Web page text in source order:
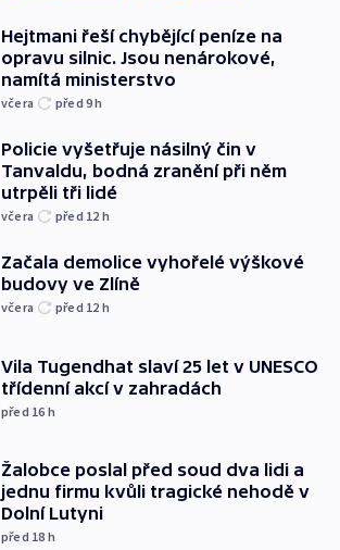
Hejtmani řeší chybějící peníze na
opravu silnic. Jsou nenárokové,
namítá ministerstvo
včera před 9h
Policie vyšetřuje násilný čin v
Tanvaldu, bodná zranění při něm
utrpěli tři lidé
včera před 12 h
Začala demolice vyhořelé výškové
budovy ve Zlíně
včera před 12 h
Vila Tugendhat slaví 25 let v UNESCO
třídenní akcí v zahradách
před 16 h
Žalobce poslal před soud dva lidi a
jednu firmu kvůli tragické nehodě v
Dolní Lutyni
před 18 h